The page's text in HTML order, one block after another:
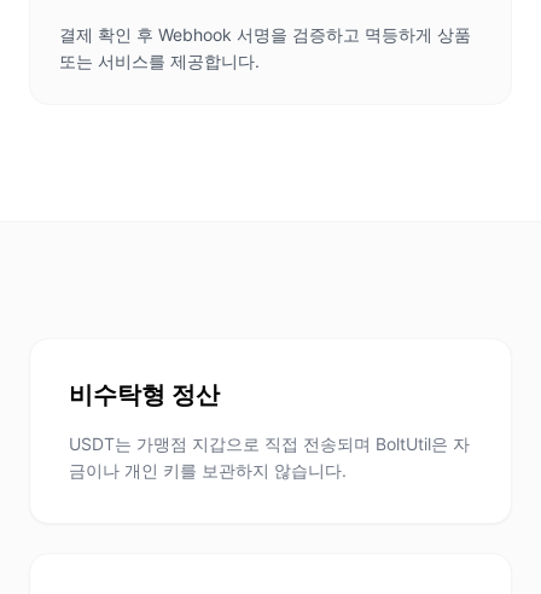
결제 확인 후 Webhook 서명을 검증하고 멱등하게 상품
또는 서비스를 제공합니다.
비수탁형 정산
USDT는 가맹점 지갑으로 직접 전송되며 BoltUtil은 자
금이나 개인 키를 보관하지 않습니다.